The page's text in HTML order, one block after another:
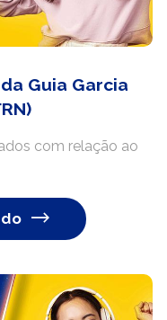
Guia Garcia
com relação ao